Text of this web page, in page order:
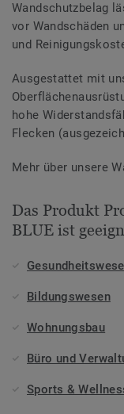
Wandschutzbelag
vor Wandschäden
und
Ausgestattet mit
hohe
Flecken
Mehr über unsere
Das Produkt
BLUE ist
Bildungswesen
Wohnungsbau
Büro und
Sports &